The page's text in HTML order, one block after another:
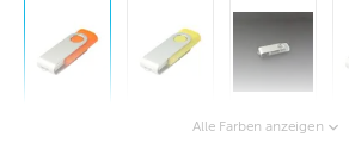
Alle Farben anzeigen